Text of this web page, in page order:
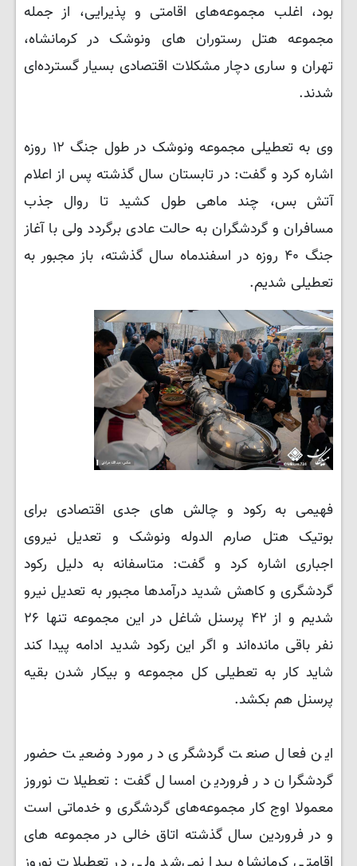
بود، اغلب مجموعه‌های اقامتی و پذیرایی، از جمله
مجموعه هتل رستوران های ونوشک در کرمانشاه،
تهران و ساری دچار مشکلات اقتصادی بسیار گسترده‌ای
شدند.
وی به تعطیلی مجموعه ونوشک در طول جنگ ۱۲ روزه
اشاره کرد و گفت: در تابستان سال گذشته پس از اعلام
آتش بس، چند ماهی طول کشید تا روال جذب
مسافران و گردشگران به حالت عادی برگردد ولی با آغاز
جنگ ۴۰ روزه در اسفندماه سال گذشته، باز مجبور به
تعطیلی شدیم.
فهیمی به رکود و چالش های جدی اقتصادی برای
بوتیک هتل صارم الدوله ونوشک و تعدیل نیروی
اجباری اشاره کرد و گفت: متاسفانه به دلیل رکود
گردشگری و کاهش شدید درآمدها مجبور به تعدیل نیرو
شدیم و از ۴۲ پرسنل شاغل در این مجموعه تنها ۲۶
نفر باقی مانده‌اند و اگر این رکود شدید ادامه پیدا کند
شاید کار به تعطیلی کل مجموعه و بیکار شدن بقیه
پرسنل هم بکشد.
این فعال صنعت گردشگری در مورد وضعیت حضور
گردشگران در فروردین امسال گفت: تعطیلات نوروز
معمولا اوج کار مجموعه‌های گردشگری و خدماتی است
و در فروردین سال گذشته اتاق خالی در مجموعه های